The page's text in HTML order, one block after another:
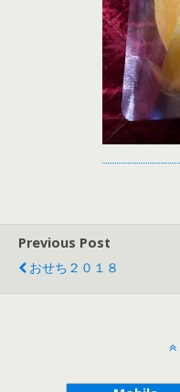
Previous Post
おせち２０１８